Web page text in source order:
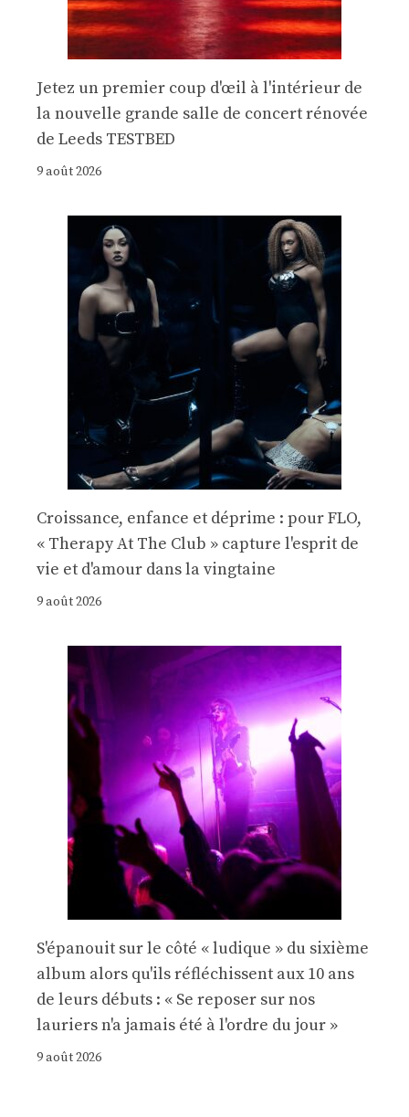
Jetez un premier coup d'œil à l'intérieur de
la nouvelle grande salle de concert rénovée
de Leeds TESTBED
9 août 2026
Croissance, enfance et déprime : pour FLO,
« Therapy At The Club » capture l'esprit de
vie et d'amour dans la vingtaine
9 août 2026
S'épanouit sur le côté « ludique » du sixième
album alors qu'ils réfléchissent aux 10 ans
de leurs débuts : « Se reposer sur nos
lauriers n'a jamais été à l'ordre du jour »
9 août 2026